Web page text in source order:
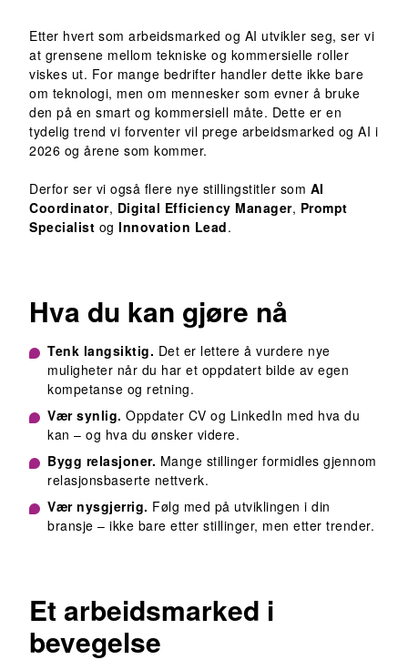
Etter hvert som arbeidsmarked og AI utvikler seg, ser vi
at grensene mellom tekniske og kommersielle roller
viskes ut. For mange bedrifter handler dette ikke bare
om teknologi, men om mennesker som evner å bruke
den på en smart og kommersiell måte. Dette er en
tydelig trend vi forventer vil prege arbeidsmarked og AI i
2026 og årene som kommer.
Derfor ser vi også flere nye stillingstitler som AI
Coordinator, Digital Efficiency Manager, Prompt
Specialist og Innovation Lead.
Hva du kan gjøre nå
Tenk langsiktig. Det er lettere å vurdere nye
muligheter når du har et oppdatert bilde av egen
kompetanse og retning.
Vær synlig. Oppdater CV og LinkedIn med hva du
kan – og hva du ønsker videre.
Bygg relasjoner. Mange stillinger formidles gjennom
relasjonsbaserte nettverk.
Vær nysgjerrig. Følg med på utviklingen i din
bransje – ikke bare etter stillinger, men etter trender.
Et arbeidsmarked i
bevegelse